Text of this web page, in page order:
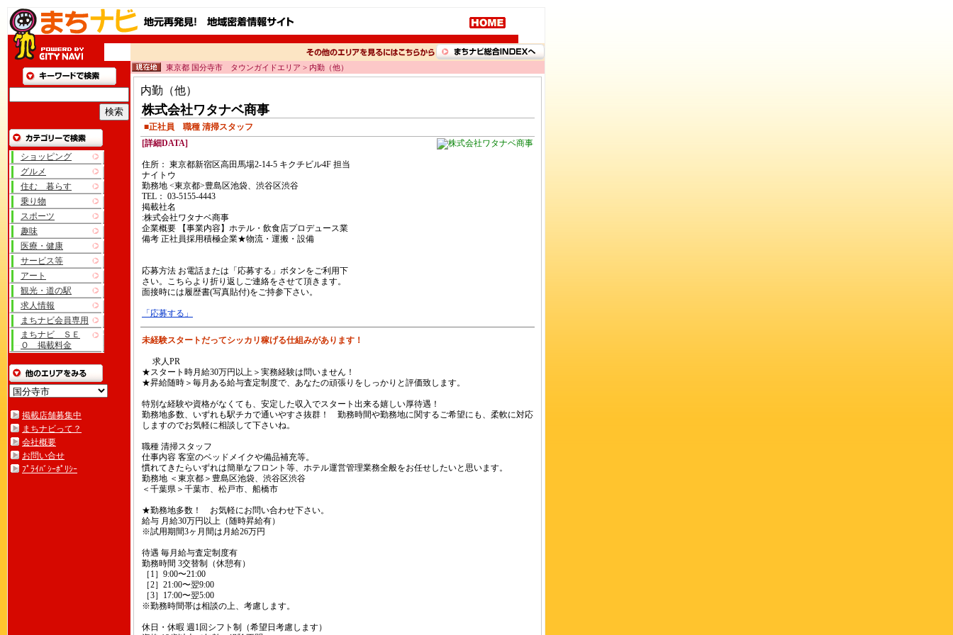
ショッピング
グルメ
住む 暮らす
乗り物
スポーツ
趣味
医療・健康
サービス等
アート
観光・道の駅
求人情報
まちナビ会員専用
まちナビ ＳＥ
Ｏ 掲載料金
掲載店舗募集中
まちナビって？
会社概要
お問い合せ
ﾌﾟﾗｲﾊﾞｼｰﾎﾟﾘｼｰ
東京都 国分寺市 タウンガイドエリア > 内勤（他）
内勤（他）
株式会社ワタナベ商事
■正社員 職種 清掃スタッフ
[詳細DATA]
住所： 東京都新宿区高田馬場2-14-5 キクチビル4F 担当
ナイトウ
勤務地 <東京都>豊島区池袋、渋谷区渋谷
TEL： 03-5155-4443
掲載社名
:株式会社ワタナベ商事
企業概要 【事業内容】ホテル・飲食店プロデュース業
備考 正社員採用積極企業★物流・運搬・設備
応募方法 お電話または「応募する」ボタンをご利用下
さい。こちらより折り返しご連絡をさせて頂きます。
面接時には履歴書(写真貼付)をご持参下さい。
「応募する」
未経験スタートだってシッカリ稼げる仕組みがあります！
求人PR
★スタート時月給30万円以上＞実務経験は問いません！
★昇給随時＞毎月ある給与査定制度で、あなたの頑張りをしっかりと評価致します。
特別な経験や資格がなくても、安定した収入でスタート出来る嬉しい厚待遇！
勤務地多数、いずれも駅チカで通いやすさ抜群！ 勤務時間や勤務地に関するご希望にも、柔軟に対応
しますのでお気軽に相談して下さいね。
職種 清掃スタッフ
仕事内容 客室のベッドメイクや備品補充等。
慣れてきたらいずれは簡単なフロント等、ホテル運営管理業務全般をお任せしたいと思います。
勤務地 ＜東京都＞豊島区池袋、渋谷区渋谷
＜千葉県＞千葉市、松戸市、船橋市
★勤務地多数！ お気軽にお問い合わせ下さい。
給与 月給30万円以上（随時昇給有）
※試用期間3ヶ月間は月給26万円
待遇 毎月給与査定制度有
勤務時間 3交替制（休憩有）
［1］9:00〜21:00
［2］21:00〜翌9:00
［3］17:00〜翌5:00
※勤務時間帯は相談の上、考慮します。
休日・休暇 週1回シフト制（希望日考慮します）